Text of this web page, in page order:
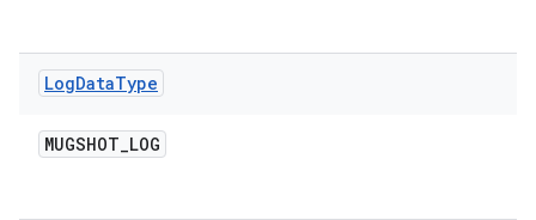
LogDataType
MUGSHOT_LOG